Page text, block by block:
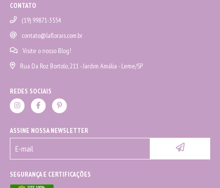
CONTATO
(19) 99871-3554
contato@laflorais.com.br
Visite o nosso Blog!
Rua Da Roz Bortolo, 211 - Jardim Amália - Leme/SP
REDES SOCIAIS
ASSINE NOSSA NEWSLETTER
SEGURANÇA E CERTIFICAÇÕES